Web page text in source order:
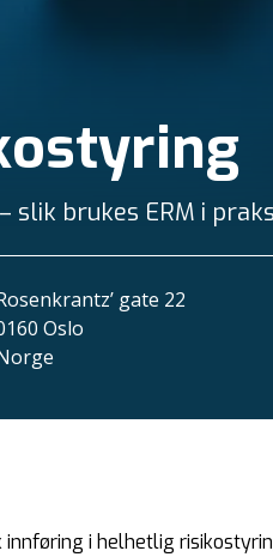
brukes ERM i
gate 22
Oslo
i helhetlig